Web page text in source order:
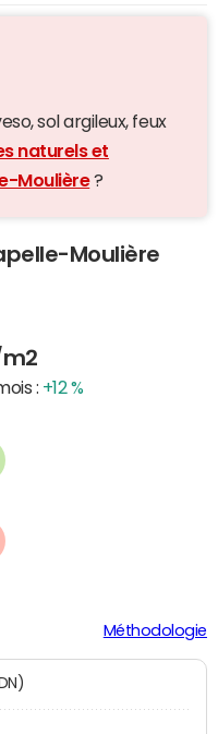
sol argileux, feux
naturels et
Moulière?
Moulière
: +12 %
Méthodologie